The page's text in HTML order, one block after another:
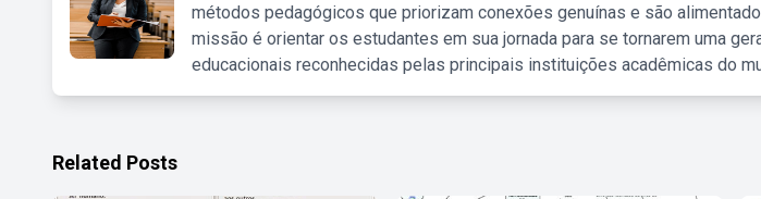
métodos pedagógicos que priorizam conexões genuínas e são
missão é orientar os estudantes em sua jornada para se tornarem uma
educacionais reconhecidas pelas principais instituições acadêmicas do
Related Posts